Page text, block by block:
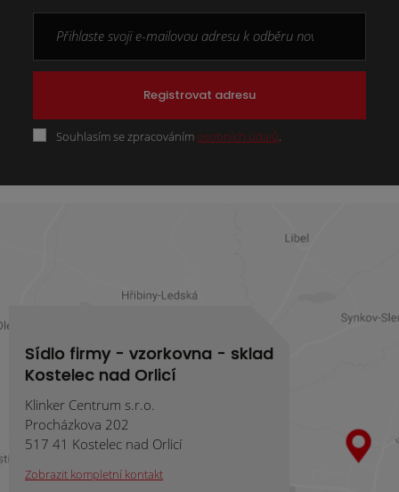
Registrovat adresu
Souhlasím se zpracováním osobních údajů
Sídlo firmy - vzorkovna - sklad
Kostelec nad Orlicí
Klinker Centrum s.r.o.
Procházkova 202
517 41 Kostelec nad Orlicí
Zobrazit kompletní kontakt